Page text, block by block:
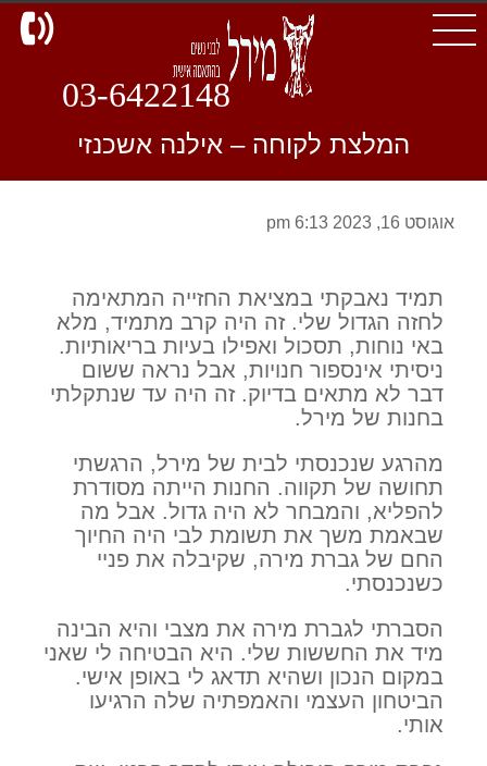
d
03-6422148
המלצת לקוחה – אילנה אשכנזי
אוגוסט 16, 2023 6:13 pm
תמיד נאבקתי במציאת החזייה המתאימה
לחזה הגדול שלי. זה היה קרב מתמיד, מלא
באי נוחות, תסכול ואפילו בעיות בריאותיות.
ניסיתי אינספור חנויות, אבל נראה ששום
דבר לא מתאים בדיוק. זה היה עד שנתקלתי
בחנות של מירל.
מהרגע שנכנסתי לבית של מירל, הרגשתי
תחושה של תקווה. החנות הייתה מסודרת
להפליא, והמבחר לא היה גדול. אבל מה
שבאמת משך את תשומת לבי היה החיוך
החם של גברת מירה, שקיבלה את פניי
כשנכנסתי.
הסברתי לגברת מירה את מצבי והיא הבינה
מיד את החששות שלי. היא הבטיחה לי שאני
במקום הנכון ושהיא תדאג לי באופן אישי.
הביטחון העצמי והאמפתיה שלה הרגיעו
אותי.